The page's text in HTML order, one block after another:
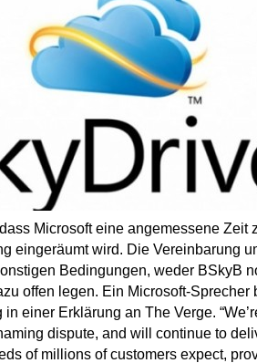
Microsoft eine angemessene Zeit
eingeräumt wird. Die Vereinbarung
Bedingungen, weder BSkyB
offen legen. Ein Microsoft-Sprecher
einer Erklärung an The Verge.
dispute, and will continue to
of millions of customers expect,